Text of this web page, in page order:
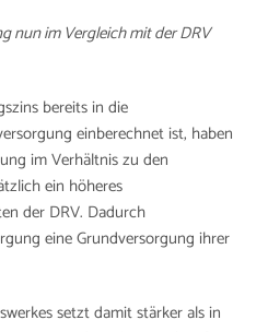
nun im Vergleich mit der DRV
bereits in die
einberechnet ist, haben
im Verhältnis zu den
ein höheres
der DRV. Dadurch
eine Grundversorgung ihrer
setzt damit stärker als in